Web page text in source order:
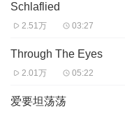
Schlaflied
2.51万 03:27
Through The Eyes
2.01万 05:22
爱要坦荡荡